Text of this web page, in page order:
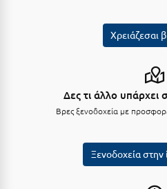
Χρειάζεσαι
Δες τι άλλο υπάρχει
Βρες ξενοδοχεία με
Ξενοδοχεία στην